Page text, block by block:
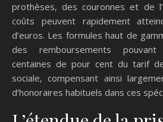
prothèses, des couronnes et de
coûts peuvent rapidement
d’euros. Les formules haut de
des remboursements
centaines de pour cent du tarif
sociale, compensant ainsi
d’honoraires habituels dans ces